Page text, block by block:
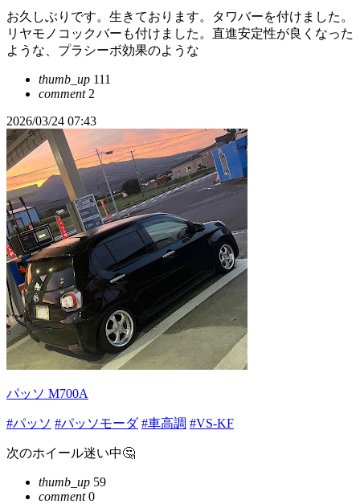
お久しぶりです。生きております。タワバーを付けました。
リヤモノコックバーも付けました。直進安定性が良くなった
ような、プラシーボ効果のような
thumb_up 111
comment2
2026/03/24 07:43
パッソ M700A
#パッソ #パッソモーダ #車高調 #VS-KF
次のホイール迷い中🤔
thumb_up 59
comment0